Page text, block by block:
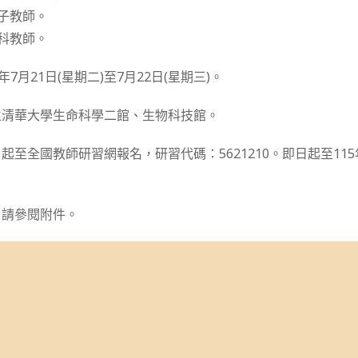
教師。
教師。
7月21日(星期二)至7月22日(星期三)。
華大學生命科學二館、生物科技館。
至全國教師研習網報名，研習代碼：5621210。即日起至
參閱附件。